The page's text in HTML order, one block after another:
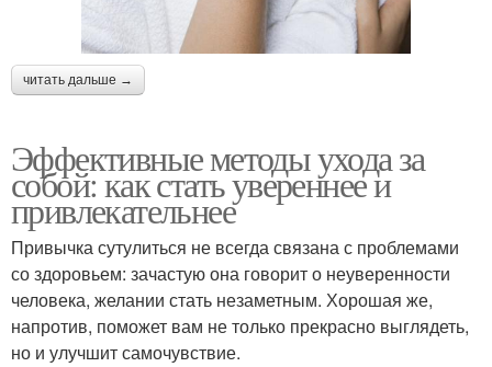
читать дальше →
Эффективные методы ухода за
собой: как стать увереннее и
привлекательнее
Привычка сутулиться не всегда связана с проблемами
со здоровьем: зачастую она говорит о неуверенности
человека, желании стать незаметным. Хорошая же,
напротив, поможет вам не только прекрасно выглядеть,
но и улучшит самочувствие.